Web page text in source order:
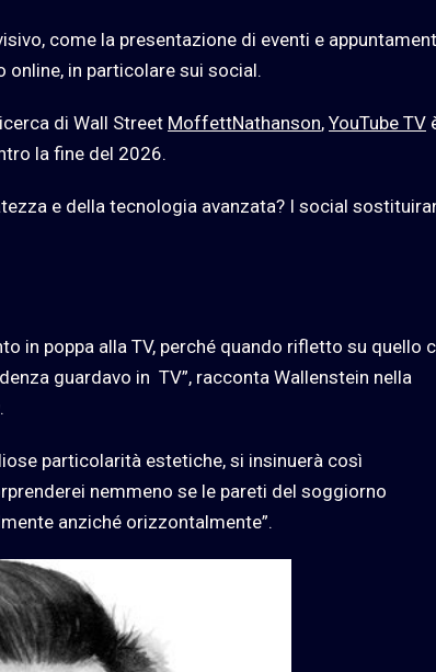
come la presentazione di eventi e
online, in particolare sui social.
di Wall Street MoffettNathanson, YouTube TV
la fine del 2026.
e della tecnologia avanzata? I social
in poppa alla TV, perché quando rifletto su quello
guardavo in TV”, racconta Wallenstein nella
.
particolarità estetiche, si insinuerà così
nemmeno se le pareti del soggiorno
anziché orizzontalmente”.